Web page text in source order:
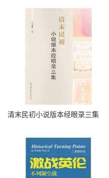
清末民初小说版本经眼录三集